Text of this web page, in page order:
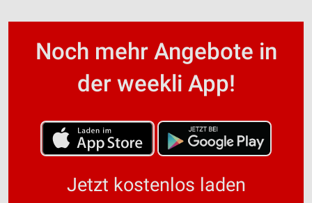
Noch mehr Angebote in
der weekli App!
Jetzt kostenlos laden